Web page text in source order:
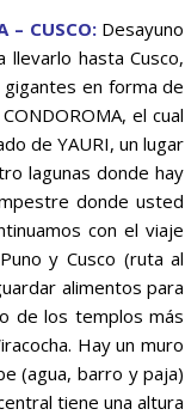
– CUSCO: Desayuno
hasta Cusco,
gigantes en forma de
el cual
de YAURI, un lugar
lagunas donde hay
donde usted
con el viaje
y Cusco (ruta al
alimentos para
de los templos más
Hay un muro
(agua, barro y paja)
tiene una altura